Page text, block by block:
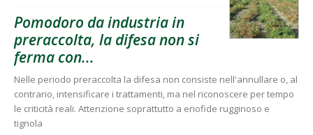
Pomodoro da industria in
preraccolta, la difesa non si
ferma con...
Nelle periodo preraccolta la difesa non consiste nell'annullare o, al
contrario, intensificare i trattamenti, ma nel riconoscere per tempo
le criticità reali. Attenzione soprattutto a eriofide rugginoso e
tignola